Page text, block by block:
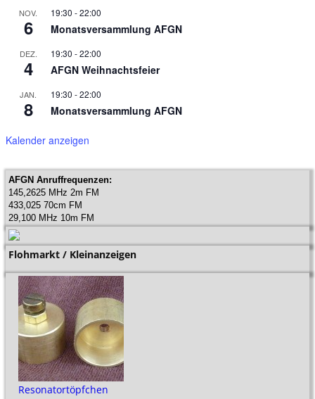
NOV.
6
19:30 -22:00
Monatsversammlung AFGN
DEZ.
4
19:30 -22:00
AFGN Weihnachtsfeier
JAN.
8
19:30 -22:00
Monatsversammlung AFGN
Kalender anzeigen
AFGN Anruffrequenzen:
145,2625 MHz 2m FM
433,025 70cm FM
29,100 MHz 10m FM
Flohmarkt / Kleinanzeigen
Resonatortöpfchen